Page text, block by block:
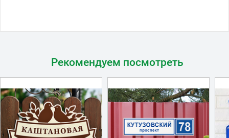
Рекомендуем посмотреть